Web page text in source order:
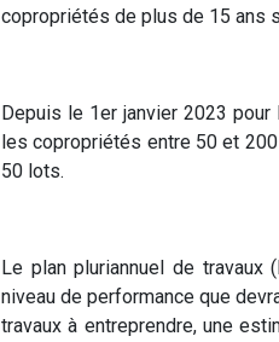
copropriétés de plus de 15 ans
Depuis le 1er janvier 2023
les copropriétés entre 50 et
50 lots.
Le plan pluriannuel de
niveau de performance que
travaux à entreprendre, une